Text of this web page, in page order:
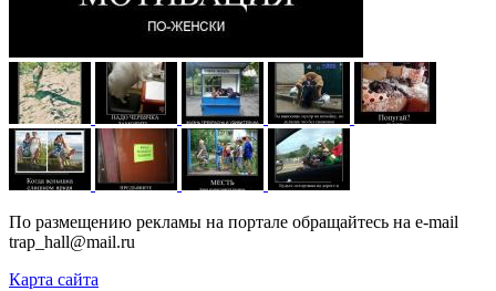
По размещению рекламы на портале обращайтесь на e-mail
trap_hall@mail.ru
Карта сайта